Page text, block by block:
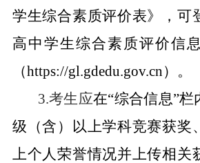
学生综合素质评价表》，可
高中学生综合素质评价信
（https://gl.gdedu.gov.cn）。
3.考生应在“综合信息”栏
级（含）以上学科竞赛获奖
上个人荣誉情况并上传相关